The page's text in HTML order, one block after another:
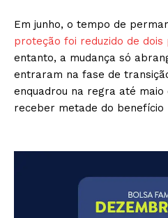
Em junho, o tempo de
proteção foi reduzido de dois
entanto, a mudança só
entraram na fase de
enquadrou na regra até
receber metade do benefício